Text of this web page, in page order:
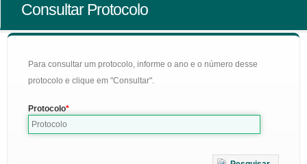
Consultar Protocolo
Para consultar um protocolo, informe o ano e o número desse
protocolo e clique em "Consultar".
Protocolo